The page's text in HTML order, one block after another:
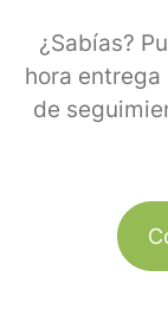
¿Sabías?
hora entrega
de